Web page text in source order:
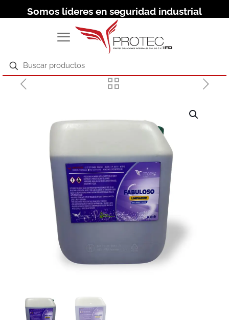
Somos líderes en seguridad industrial